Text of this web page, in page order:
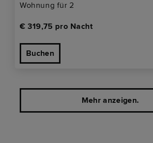
Wohnung für 2
€ 319,75 pro Nacht
Buchen
Mehr anzeigen.